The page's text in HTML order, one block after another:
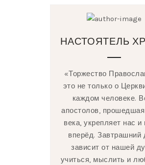
НАСТОЯТЕЛЬ
«Торжество
это не только о
каждом человеке.
апостолов,
века, укрепляет нас и
вперёд. Завтрашний
зависит от нашей
учиться, мыслить и